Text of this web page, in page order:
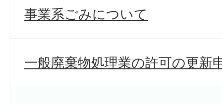
事業系ごみについて
一般廃棄物処理業の許可の更新